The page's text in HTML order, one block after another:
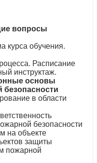
вопросы
курса обучения.
Расписание
инструктаж.
основы
безопасности
в области
безопасности
на объекте
защиты
пожарной